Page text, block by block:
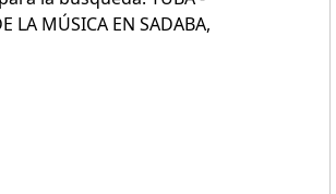
LA MÚSICA EN SADABA,